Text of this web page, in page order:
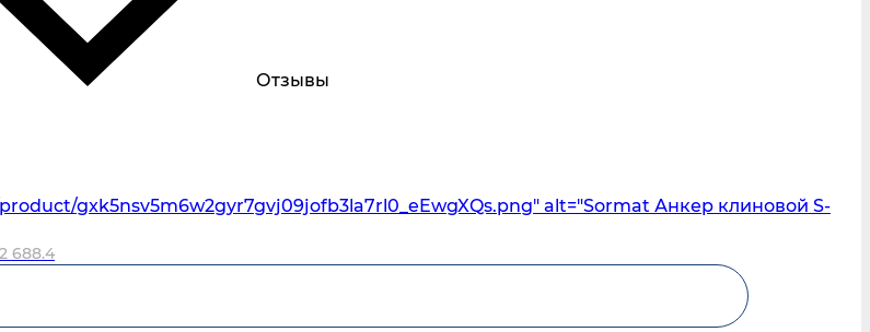
Отзывы
gxk5nsv5m6w2gyr7gvj09jofb3la7rl0_eEwgXQs.png" alt="Sormat Анкер клиновой S-
2 688.4